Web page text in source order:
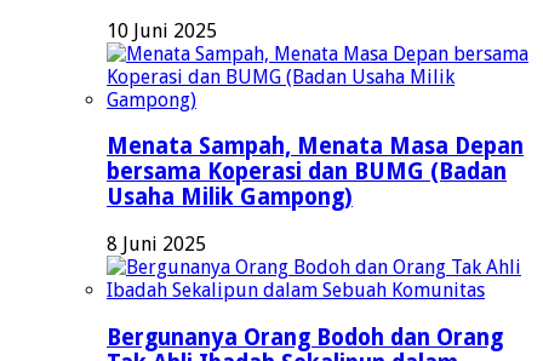
10 Juni 2025
Menata Sampah, Menata Masa Depan
bersama Koperasi dan BUMG (Badan
Usaha Milik Gampong)
8 Juni 2025
Bergunanya Orang Bodoh dan Orang